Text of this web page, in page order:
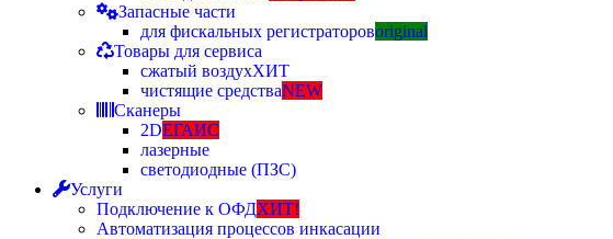
Запасные части
для фискальных регистраторовoriginal
Товары для сервиса
сжатый воздухХИТ
чистящие средстваNEW
Сканеры
2DЕГАИС
лазерные
светодиодные (ПЗС)
Услуги
Подключение к ОФДХИТ!
Автоматизация процессов инкасации